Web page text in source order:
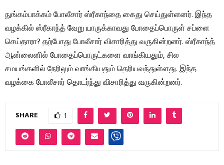
நுங்கம்பாக்கம் போலீசார் ஸ்ரீகாந்தை கைது செய்துள்ளனர். இந்த
வழக்கில் ஸ்ரீகாந்த் வேறு யாருக்காவது போதைப்பொருள் சப்ளை
செய்தாரா? தற்போது போலீசார் விசாரித்து வருகின்றனர். ஸ்ரீகாந்த்
ஆன்லைனில் போதைப்பொருட்களை வாங்கியதும், சில
சமயங்களில் நேரிலும் வாங்கியதும் தெரியவந்துள்ளது. இந்த
வழக்கை போலீசார் தொடர்ந்து விசாரித்து வருகின்றனர்.
SHARE 1